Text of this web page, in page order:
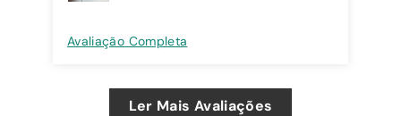
Avaliação Completa
Ler Mais Avaliações